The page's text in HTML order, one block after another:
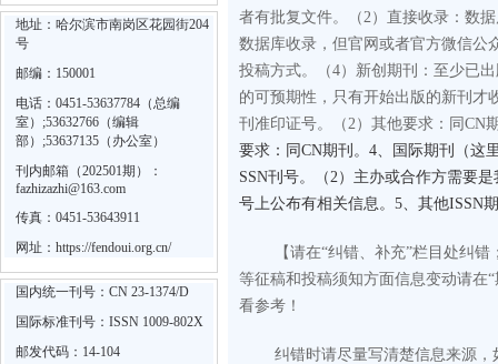
地址：哈尔滨市南岗区花园街204
号
邮编：150001
电话：0451-53637784（总编
室）;53632766（编辑
部）;53637135（办公室）
刊内邮箱（202501期）：
fazhizazhi@163.com
传真：0451-53643911
网址： https://fendoui.org.cn/
国内统一刊号：CN 23-1374/D
国际标准刊号：ISSN 1009-802X
邮发代码：14-104
者有批复文件。
（2）直接收录：数
数据库收录，但官网或者官方微信公
投稿方式。
（4）新创期刊：至少已
的可预期性，只有开始出版的新刊才
刊准印证号。
（2）其他要求：同CN
要求：同CN期刊。4、国际期刊（这
SSN刊号。（2）主办或合作方需要
号上公布有相关信息。5、其他ISSN
【请在“纠错、补充”栏目处纠
等征稿和投稿须知方面信息变动请在
看参考！
纠错时请尽量写清楚信息来源